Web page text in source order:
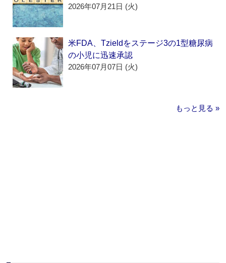
2026年07月21日 (火)
米FDA、Tzieldをステージ3の1型糖尿病
の小児に迅速承認
2026年07月07日 (火)
もっと見る »